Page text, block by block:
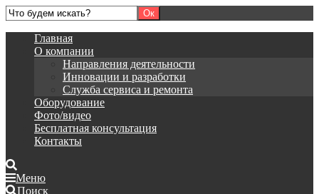
Главная
О компании
Направления деятельности
Инновации и разработки
Служба сервиса и ремонта
Оборудование
Фото/видео
Бесплатная консультация
Контакты
Меню
Поиск